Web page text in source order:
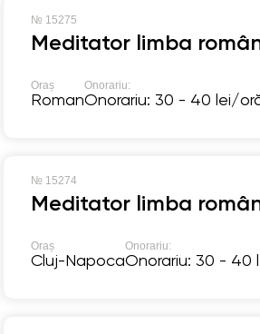
№ 15275
Meditator limba
Oraș
Roman
Onorariu:
Onorariu: 30 - 40 lei/
№ 15274
Meditator limba
Oraș
Cluj-Napoca
Onorariu:
Onorariu: 30 - 40